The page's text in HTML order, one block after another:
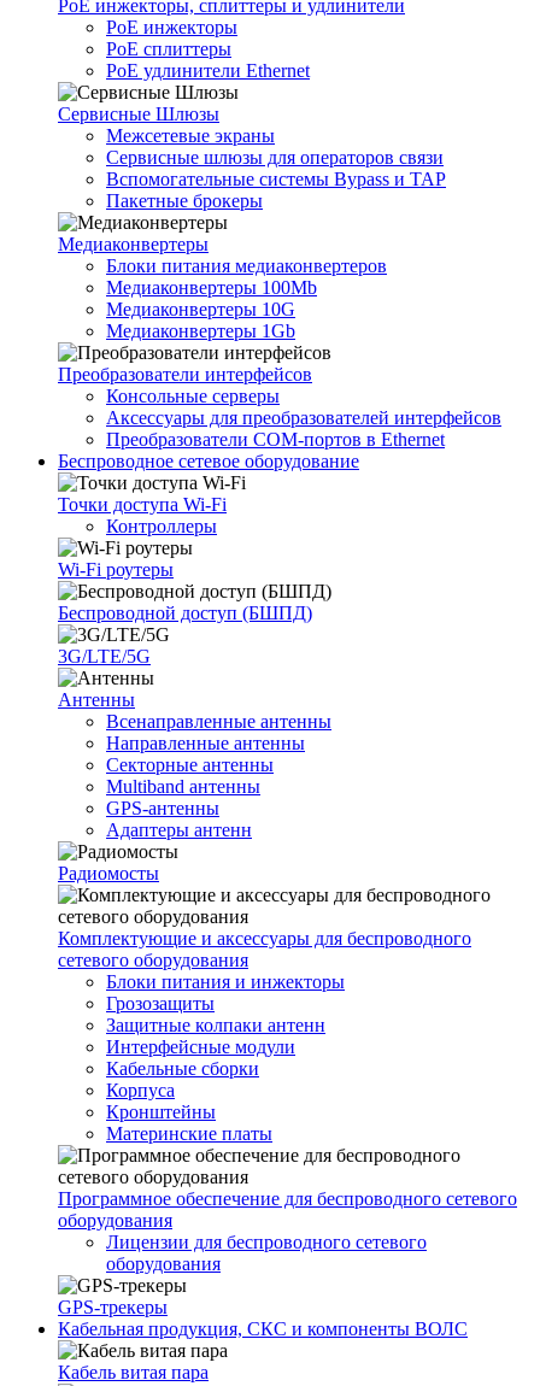
PoE инжекторы, сплиттеры и удлинители
PoE инжекторы
PoE сплиттеры
PoE удлинители Ethernet
Сервисные Шлюзы
Межсетевые экраны
Сервисные шлюзы для операторов связи
Вспомогательные системы Bypass и TAP
Пакетные брокеры
Медиаконвертеры
Блоки питания медиаконвертеров
Медиаконвертеры 100Mb
Медиаконвертеры 10G
Медиаконвертеры 1Gb
Преобразователи интерфейсов
Консольные серверы
Аксессуары для преобразователей интерфейсов
Преобразователи COM-портов в Ethernet
Беспроводное сетевое оборудование
Точки доступа Wi-Fi
Контроллеры
Wi-Fi роутеры
Беспроводной доступ (БШПД)
3G/LTE/5G
Антенны
Всенаправленные антенны
Направленные антенны
Секторные антенны
Multiband антенны
GPS-антенны
Адаптеры антенн
Радиомосты
Комплектующие и аксессуары для беспроводного
сетевого оборудования
Блоки питания и инжекторы
Грозозащиты
Защитные колпаки антенн
Интерфейсные модули
Кабельные сборки
Корпуса
Кронштейны
Материнские платы
Программное обеспечение для беспроводного сетевого
оборудования
Лицензии для беспроводного сетевого
оборудования
GPS-трекеры
Кабельная продукция, СКС и компоненты ВОЛС
Кабель витая пара